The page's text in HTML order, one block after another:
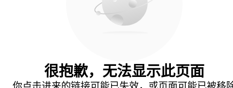
很抱歉，无法显示此页面